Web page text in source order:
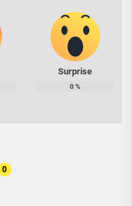
Surprise
0%
0